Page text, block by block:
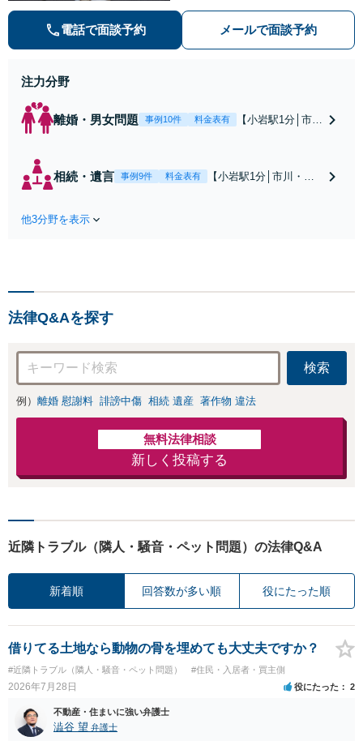
【解決実績約1000件】豊富な離婚調
停・裁判実績あり【不動産業界出
電話で面談予約 メールで面談予約
注力分野
離婚・男女問題 事例10件 料金表有
【小岩駅1分│市
回避、裁判提起前
の和解、子の認知
相続・遺言 事例9件 料金表有
【小岩駅1分│市川・船
しい地域の皆さまも、
休日対応可】
他3分野を表示
法律Q&Aを探す
検索
例） 離婚 慰謝料 誹謗中傷 相続 遺産 著作物 違法
無料法律相談
新しく投稿する
近隣トラブル（隣人・騒音・ペット問題）の法律Q&A
新着順 回答数が多い順 役にたった順
借りてる土地なら動物の骨を埋めても大丈夫ですか？
#近隣トラブル（隣人・騒音・ペット問題） #住民・入居者・買主側
2026年7月28日 役にたった 2
不動産・住まいに強い弁護士
澁谷 望 弁護士